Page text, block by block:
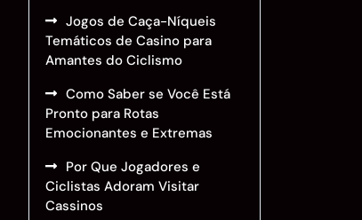
Jogos de Caça-Níqueis
Temáticos de Casino para
Amantes do Ciclismo
Como Saber se Você Está
Pronto para Rotas
Emocionantes e Extremas
Por Que Jogadores e
Ciclistas Adoram Visitar
Cassinos